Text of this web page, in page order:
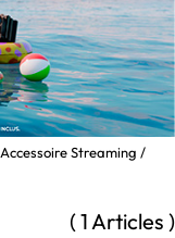
Accessoire Streaming /
( 1 Articles )